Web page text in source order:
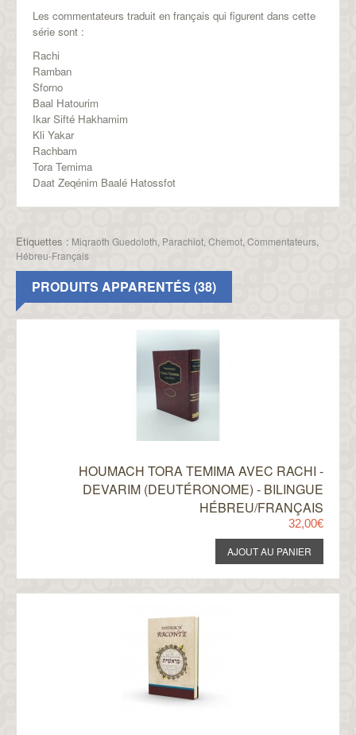
Les commentateurs traduit en français qui figurent dans cette
série sont :
Rachi
Ramban
Sforno
Baal Hatourim
Ikar Sifté Hakhamim
Kli Yakar
Rachbam
Tora Temima
Daat Zeqénim Baalé Hatossfot
Etiquettes : Miqraoth Guedoloth, Parachiot, Chemot, Commentateurs,
Hébreu-Français
PRODUITS APPARENTÉS (38)
HOUMACH TORA TEMIMA AVEC RACHI -
DEVARIM (DEUTÉRONOME) - BILINGUE
HÉBREU/FRANÇAIS
32,00€